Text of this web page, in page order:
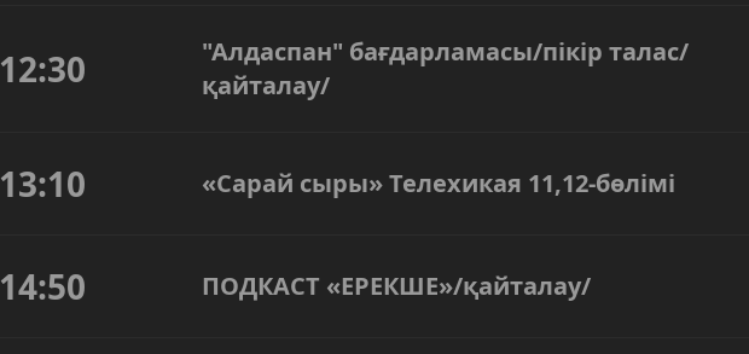
12:30
"Алдаспан" бағдарламасы/пікір талас/
қайталау/
13:10 «Сарай сыры» Телехикая 11,12-бөлімі
14:50 ПОДКАСТ «ЕРЕКШЕ»/қайталау/